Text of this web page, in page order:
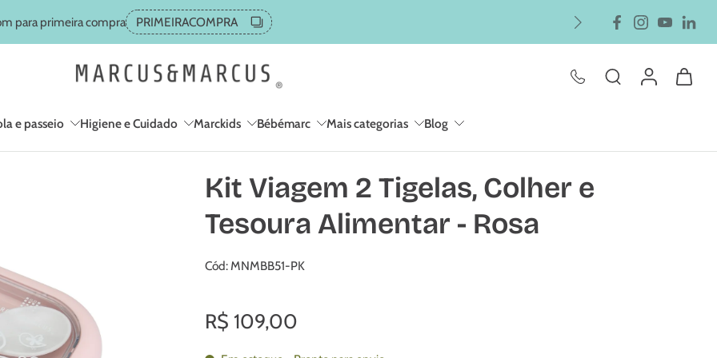
para primeira compra PRIMEIRACOMPRA
e passeio Higiene e Cuidado Marckids Bébémarc Mais categorias Blog
Kit Viagem 2 Tigelas, Colher e
Tesoura Alimentar - Rosa
Cód: MNMBB51-PK
R$ 109,00